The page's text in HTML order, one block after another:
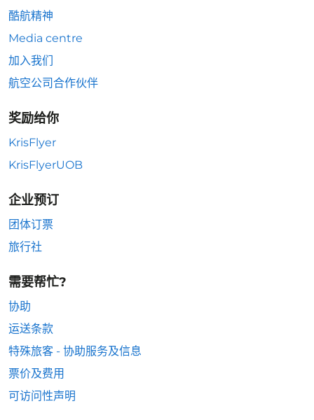
酷航精神
Media centre
加入我们
航空公司合作伙伴
奖励给你
KrisFlyer
KrisFlyerUOB
企业预订
团体订票
旅行社
需要帮忙?
协助
运送条款
特殊旅客 - 协助服务及信息
票价及费用
可访问性声明